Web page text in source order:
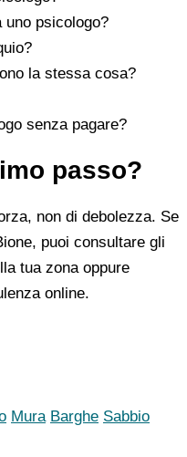
uno psicologo?
la stessa cosa?
senza pagare?
passo?
non di debolezza. Se
puoi consultare gli
tua zona oppure
online.
Mura Barghe Sabbio